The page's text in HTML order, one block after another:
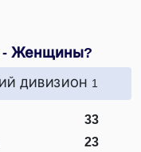
- Женщины?
ДИВИЗИОН 1
33
23